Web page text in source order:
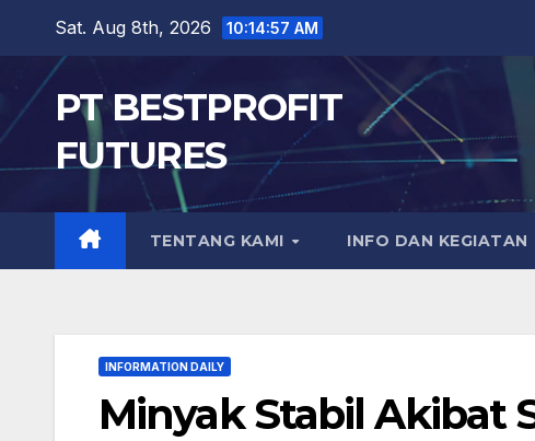
content
Sat. Aug 8th, 2026 10:14:58 AM
PT BESTPROFIT
FUTURES
TENTANG KAMI INFO DAN KEGIATAN
INFORMATION DAILY
Minyak Stabil Akibat